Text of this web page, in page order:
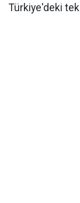
Türkiye'deki tek